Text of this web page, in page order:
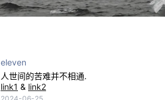
eleven
人世间的苦难并不相通.
link1 & link2